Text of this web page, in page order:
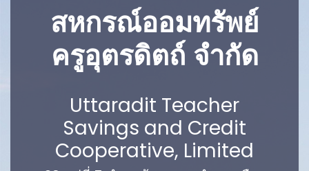
สหกรณ์ออมทรัพย์
ครูอุตรดิตถ์ จำกัด
Uttaradit Teacher
Savings and Credit
Cooperative, Limited